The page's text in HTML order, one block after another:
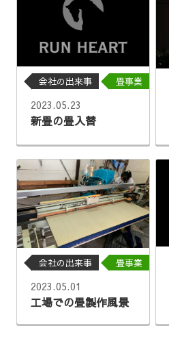
会社の出来事 畳事業
2023.05.23
新畳の畳入替
会社の出来事 畳事業
2023.05.01
工場での畳製作風景